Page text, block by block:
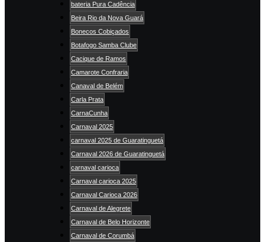
bateria Pura Cadência
Beira Rio da Nova Guará
Bonecos Cobiçados
Botafogo Samba Clube
Cacique de Ramos
Camarote Confraria
Canaval de Belém
Carla Prata
CarnaCunha
Carnaval 2025
carnaval 2025 de Guaratinguetá
Carnaval 2026 de Guaratinguetá
carnaval carioca
Carnaval carioca 2025
Carnaval Carioca 2026
Carnaval de Alegrete
Carnaval de Belo Horizonte
Carnaval de Corumbá